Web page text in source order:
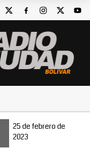
25 de febrero de
2023